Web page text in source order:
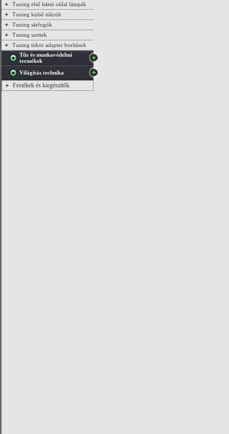
+ Tuning első hátsó oldal lámpák
+ Tuning külső tükrök
+ Tuning sárfogók
+ Tuning szettek
+
Tuning tükör adapter borítások
Tűz és munkavédelmi
termékek
Világítás technika
+ Festékek és kiegészítők